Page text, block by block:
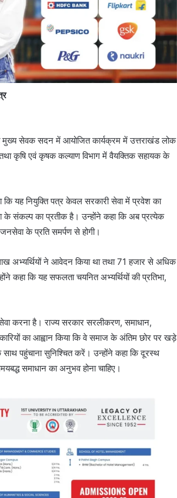
मुख्य सेवक सदन में आयोजित कार्यक्रम में उत्तराखंड लोक
तथा कृषि एवं कृषक कल्याण विभाग में वैयक्तिक सहायक के
यह नियुक्ति पत्र केवल सरकारी सेवा में प्रवेश का
के संकल्प का प्रतीक है। उन्होंने कहा कि अब प्रत्येक
के प्रति समर्पण से होगी।
अभ्यर्थियों ने आवेदन किया था तथा 71 हजार से अधिक
कहा कि यह सफलता चयनित अभ्यर्थियों की प्रतिभा,
करना है। राज्य सरकार सरलीकरण, समाधान,
का आह्वान किया कि वे समाज के अंतिम छोर पर खड़े
पहुंचाना सुनिश्चित करें। उन्होंने कहा कि दूरस्थ
समाधान का अनुभव होना चाहिए।